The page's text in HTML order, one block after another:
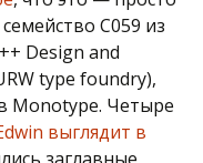
C059 из
Design and
type foundry),
Monotype. Четыре
выглядит в